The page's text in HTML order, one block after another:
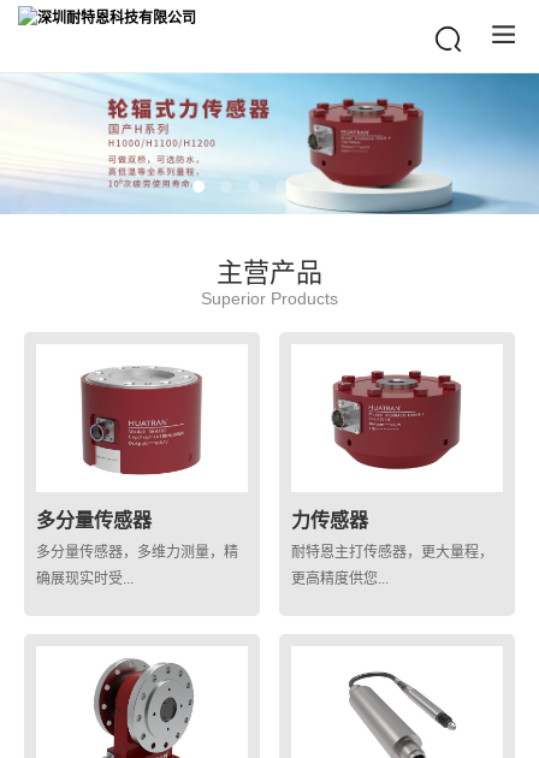
主营产品
Superior Products
多分量传感器
多分量传感器，多维力测量，精
确展现实时受...
力传感器
耐特恩主打传感器，更大量程，
更高精度供您...